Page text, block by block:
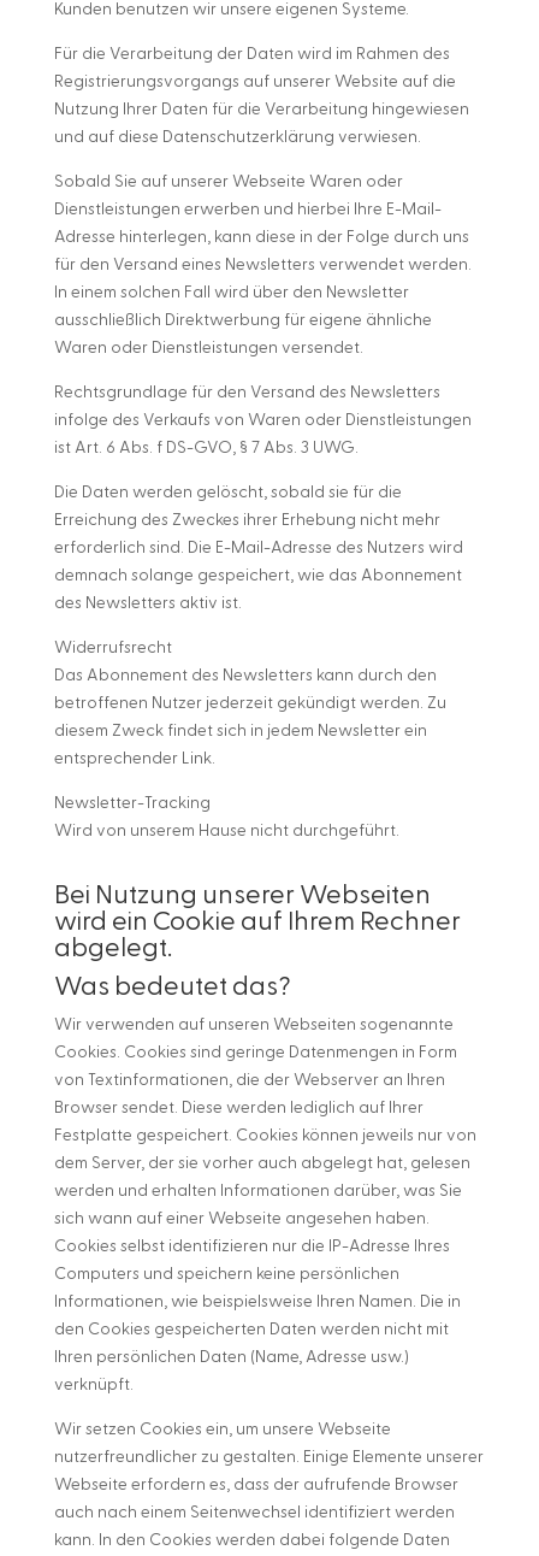
Kunden benutzen wir unsere eigenen Systeme.
Für die Verarbeitung der Daten wird im Rahmen des
Registrierungsvorgangs auf unserer Website auf die
Nutzung Ihrer Daten für die Verarbeitung hingewiesen
und auf diese Datenschutzerklärung verwiesen.
Sobald Sie auf unserer Webseite Waren oder
Dienstleistungen erwerben und hierbei Ihre E-Mail-
Adresse hinterlegen, kann diese in der Folge durch uns
für den Versand eines Newsletters verwendet werden.
In einem solchen Fall wird über den Newsletter
ausschließlich Direktwerbung für eigene ähnliche
Waren oder Dienstleistungen versendet.
Rechtsgrundlage für den Versand des Newsletters
infolge des Verkaufs von Waren oder Dienstleistungen
ist Art. 6 Abs. f DS-GVO, § 7 Abs. 3 UWG.
Die Daten werden gelöscht, sobald sie für die
Erreichung des Zweckes ihrer Erhebung nicht mehr
erforderlich sind. Die E-Mail-Adresse des Nutzers wird
demnach solange gespeichert, wie das Abonnement
des Newsletters aktiv ist.
Widerrufsrecht
Das Abonnement des Newsletters kann durch den
betroffenen Nutzer jederzeit gekündigt werden. Zu
diesem Zweck findet sich in jedem Newsletter ein
entsprechender Link.
Newsletter-Tracking
Wird von unserem Hause nicht durchgeführt.
Bei Nutzung unserer Webseiten
wird ein Cookie auf Ihrem Rechner
abgelegt.
Was bedeutet das?
Wir verwenden auf unseren Webseiten sogenannte
Cookies. Cookies sind geringe Datenmengen in Form
von Textinformationen, die der Webserver an Ihren
Browser sendet. Diese werden lediglich auf Ihrer
Festplatte gespeichert. Cookies können jeweils nur von
dem Server, der sie vorher auch abgelegt hat, gelesen
werden und erhalten Informationen darüber, was Sie
sich wann auf einer Webseite angesehen haben.
Cookies selbst identifizieren nur die IP-Adresse Ihres
Computers und speichern keine persönlichen
Informationen, wie beispielsweise Ihren Namen. Die in
den Cookies gespeicherten Daten werden nicht mit
Ihren persönlichen Daten (Name, Adresse usw.)
verknüpft.
Wir setzen Cookies ein, um unsere Webseite
nutzerfreundlicher zu gestalten. Einige Elemente unserer
Webseite erfordern es, dass der aufrufende Browser
auch nach einem Seitenwechsel identifiziert werden
kann. In den Cookies werden dabei folgende Daten